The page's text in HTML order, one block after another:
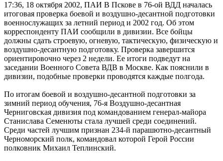
17:36, 18 октября 2002, ПАИ В Пскове в 76-ой ВДД началась
итоговая проверка боевой и воздушно-десантной подготовки
военнослужащих за летний период и 2002 год. Об этом
корреспонденту ПАИ сообщили в дивизии. Все бойцы
должны сдать строевую, огневую, тактическую, физическую и
воздушно-десантную подготовку. Проверка завершится
ориентировочно через 2 недели. Ее итоги подведут на
заседании Военного Совета ВДВ в Москве. Как пояснили в
дивизии, подобные проверки проводятся каждые полгода.
По итогам боевой и воздушно-десантной подготовки за
зимний период обучения, 76-я Воздушно-десантная
Черниговская дивизия под командованием генерал-майора
Станислава Семенюты стала лучшей среди соединений.
Среди частей лучшим признан 234-й парашютно-десантный
Черноморский полк, командовал которой Герой России
полковник Михаил Теплинский.